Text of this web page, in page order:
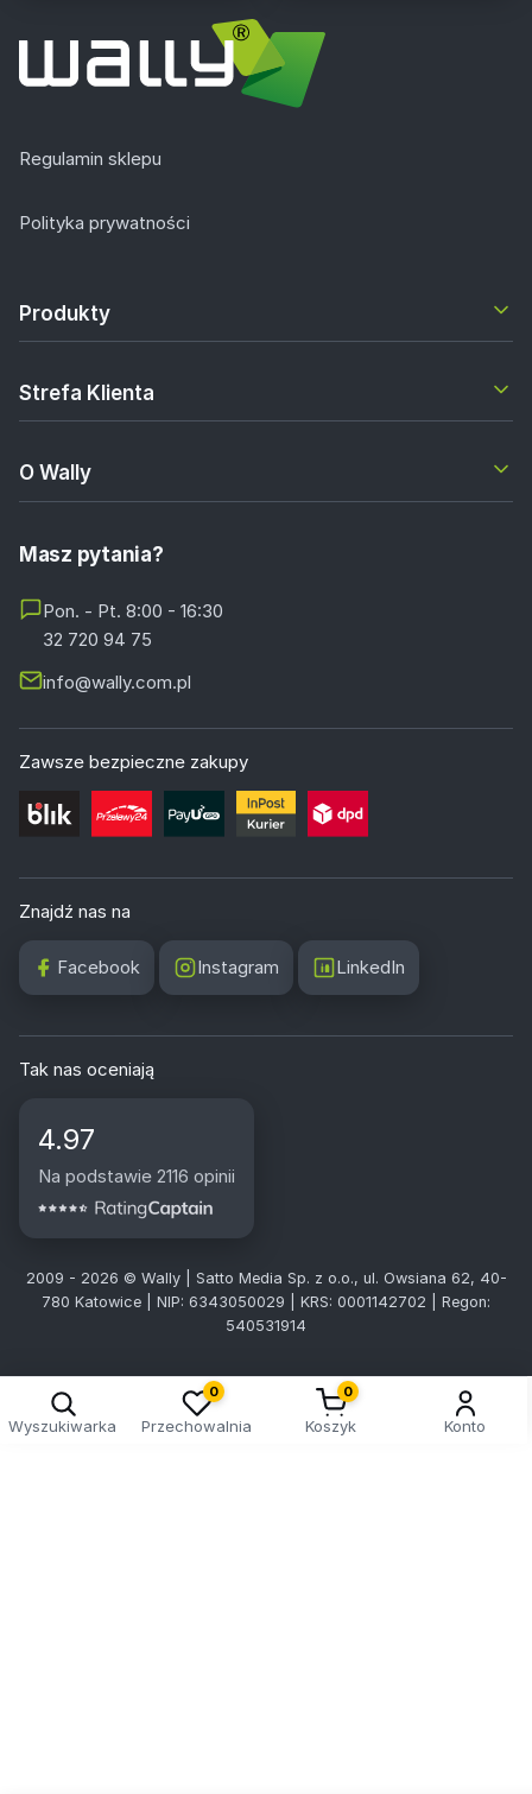
Regulamin sklepu
Polityka prywatności
Produkty
Strefa Klienta
O Wally
Masz pytania?
Pon. - Pt. 8:00 - 16:30
32 720 94 75
info@wally.com.pl
Zawsze bezpieczne zakupy
Znajdź nas na
Facebook Instagram LinkedIn
Tak nas oceniają
4.97
Na podstawie 2116 opinii
2009 - 2026 © Wally | Satto Media Sp. z o.o., ul. Owsiana 62, 40-
780 Katowice | NIP: 6343050029 | KRS: 0001142702 | Regon:
540531914
Wyszukiwarka
0
Przechowalnia
0
Koszyk Konto